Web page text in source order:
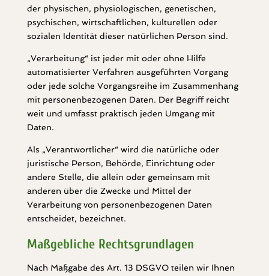
der physischen, physiologischen, genetischen,
psychischen, wirtschaftlichen, kulturellen oder
sozialen Identität dieser natürlichen Person sind.
„Verarbeitung“ ist jeder mit oder ohne Hilfe
automatisierter Verfahren ausgeführten Vorgang
oder jede solche Vorgangsreihe im Zusammenhang
mit personenbezogenen Daten. Der Begriff reicht
weit und umfasst praktisch jeden Umgang mit
Daten.
Als „Verantwortlicher“ wird die natürliche oder
juristische Person, Behörde, Einrichtung oder
andere Stelle, die allein oder gemeinsam mit
anderen über die Zwecke und Mittel der
Verarbeitung von personenbezogenen Daten
entscheidet, bezeichnet.
Maßgebliche Rechtsgrundlagen
Nach Maßgabe des Art. 13 DSGVO teilen wir Ihnen